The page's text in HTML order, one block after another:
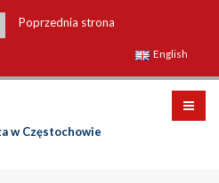
Poprzednia strona
English
w Częstochowie